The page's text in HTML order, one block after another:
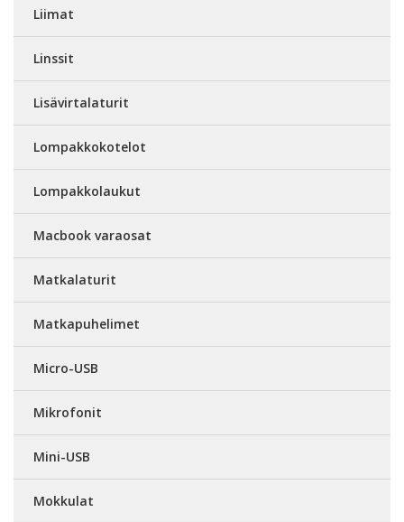
Liimat
Linssit
Lisävirtalaturit
Lompakkokotelot
Lompakkolaukut
Macbook varaosat
Matkalaturit
Matkapuhelimet
Micro-USB
Mikrofonit
Mini-USB
Mokkulat